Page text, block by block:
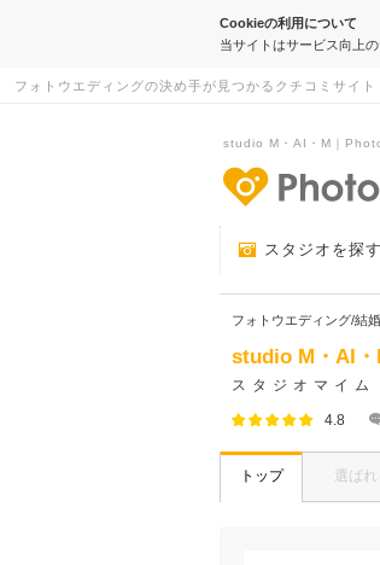
Cookieの利用について
当サイトはサービス向上
フォトウエディングの決め手が見つかるクチコミサイト
studio M・AI・M｜
スタジオを探す
フォトウエディング/結
studio M・AI・
スタジオマイム
4.8
トップ 選ば